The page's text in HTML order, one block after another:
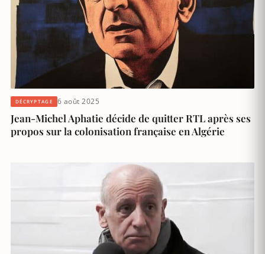
DÉCRYPTAGE 6 août 2025
Jean-Michel Aphatie décide de quitter RTL après ses
propos sur la colonisation française en Algérie